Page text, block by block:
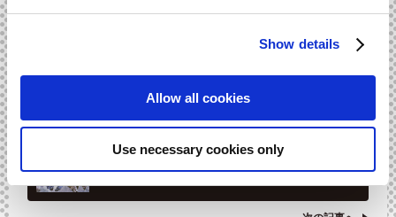
Show details
Allow all cookies
Use necessary cookies only
前の記事へ
モンスターハンター10周年 コンピレーショ